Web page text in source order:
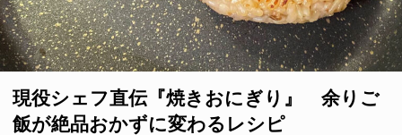
現役シェフ直伝『焼きおにぎり』 余りご
飯が絶品おかずに変わるレシピ